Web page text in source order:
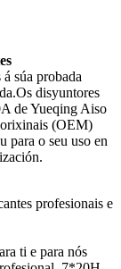
súa probada
disyuntores
de Yueqing Aiso
orixinais (OEM)
para o seu uso en
profesionais e
ti e para nós